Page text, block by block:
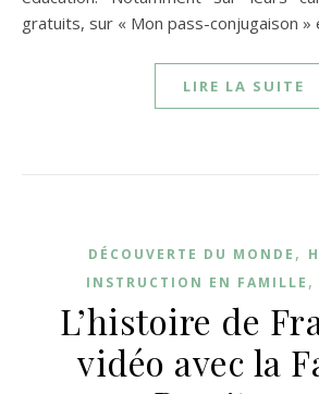
gratuits, sur « Mon pass-conjugaison
LIRE LA SUITE
DÉCOUVERTE DU MONDE ,
INSTRUCTION EN FAMILLE ,
L’histoire de
vidéo avec la